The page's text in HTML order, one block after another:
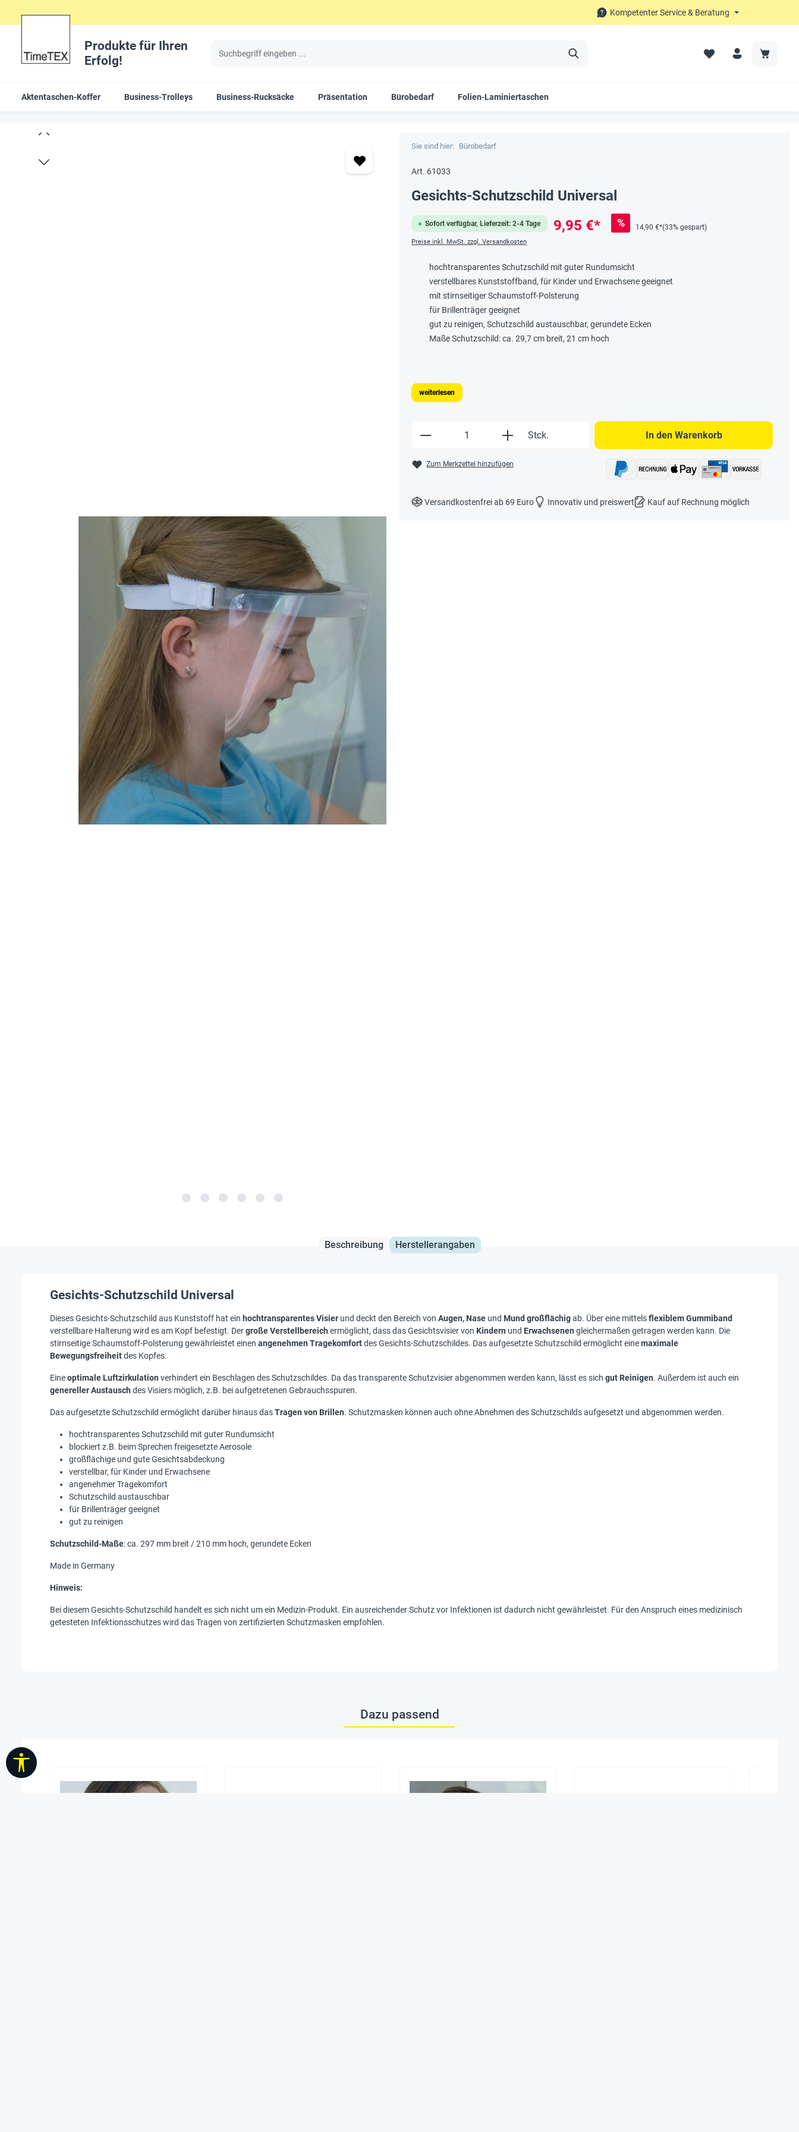
Kompetenter Service & Beratung
Produkte für Ihren
Erfolg!
Aktentaschen-Koffer Business-Trolleys Business-Rucksäcke Präsentation Bürobedarf Folien-Laminiertaschen
Sie sind hier: Bürobedarf
Art. 61033
Gesichts-Schutzschild Universal
Sofort verfügbar, Lieferzeit: 2-4 Tage 9,95 €* % 14,90 €*(33% gespart)
Preise inkl. MwSt. zzgl. Versandkosten
hochtransparentes Schutzschild mit guter Rundumsicht
verstellbares Kunststoffband, für Kinder und Erwachsene geeignet
mit stirnseitiger Schaumstoff-Polsterung
für Brillenträger geeignet
gut zu reinigen, Schutzschild austauschbar, gerundete Ecken
Maße Schutzschild: ca. 29,7 cm breit, 21 cm hoch
weiterlesen
Produkt Anzahl: Gib den gewünschten Wert ein oder
Stck.
Zum Merkzettel hinzufügen
In den Warenkorb
Versandkostenfrei ab 69 Euro Innovativ und preiswert Kauf auf Rechnung möglich
Beschreibung Herstellerangaben
Gesichts-Schutzschild Universal
Dieses Gesichts-Schutzschild aus Kunststoff hat ein hochtransparentes Visier und deckt den Bereich von Augen, Nase und Mund großflächigab. Über eine mittelsflexiblem Gummiband
verstellbare Halterung wird es am Kopf befestigt. Dergroße Verstellbereich ermöglicht, dass das Gesichtsvisier von Kindern und Erwachsenen gleichermaßen getragen werden kann. Die
stirnseitige Schaumstoff-Polsterung gewährleistet einen angenehmen Tragekomfortdes Gesichts-Schutzschildes. Das aufgesetzte Schutzschild ermöglicht einemaximale
Bewegungsfreiheitdes Kopfes.
Eineoptimale Luftzirkulation verhindert ein Beschlagen des Schutzschildes. Da das transparente Schutzvisier abgenommen werden kann, lässt es sich gut Reinigen. Außerdem ist auch ein
genereller Austausch des Visiers möglich, z.B. bei aufgetretenen Gebrauchsspuren.
Das aufgesetzte Schutzschild ermöglicht darüber hinaus dasTragen von Brillen. Schutzmasken können auch ohne Abnehmen des Schutzschilds aufgesetzt und abgenommen werden.
hochtransparentes Schutzschild mit guter Rundumsicht
blockiert z.B. beim Sprechen freigesetzte Aerosole
großflächige und gute Gesichtsabdeckung
verstellbar, für Kinder und Erwachsene
angenehmer Tragekomfort
Schutzschild austauschbar
für Brillenträger geeignet
gut zu reinigen
Schutzschild-Maße: ca. 297 mm breit / 210 mm hoch, gerundete Ecken
Made in Germany
Hinweis:
Bei diesem Gesichts-Schutzschild handelt es sich nicht um ein Medizin-Produkt. Ein ausreichender Schutz vor Infektionen ist dadurch nicht gewährleistet. Für den Anspruch eines medizinisch
getesteten Infektionsschutzes wird das Tragen von zertifizierten Schutzmasken empfohlen.
Dazu passend
Werkzeugleiste anzeigen